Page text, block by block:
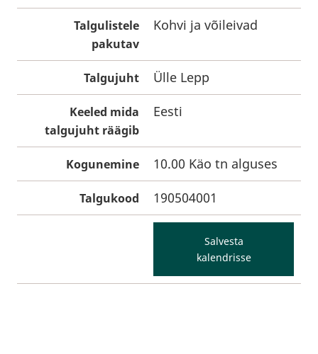
Talgulistele
pakutav
Kohvi ja võileivad
Talgujuht Ülle Lepp
Keeled mida
talgujuht räägib
Eesti
Kogunemine 10.00 Käo tn alguses
Talgukood 190504001
Salvesta
kalendrisse